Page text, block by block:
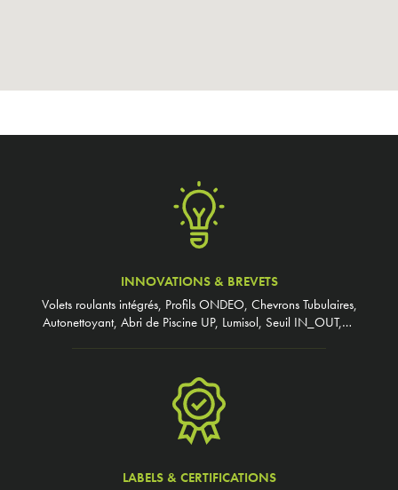
INNOVATIONS & BREVETS
Volets roulants intégrés, Profils ONDEO, Chevrons Tubulaires,
Autonettoyant, Abri de Piscine UP, Lumisol, Seuil IN_OUT,…
LABELS & CERTIFICATIONS